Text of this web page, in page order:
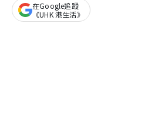
在Google追蹤
《UHK 港生活》